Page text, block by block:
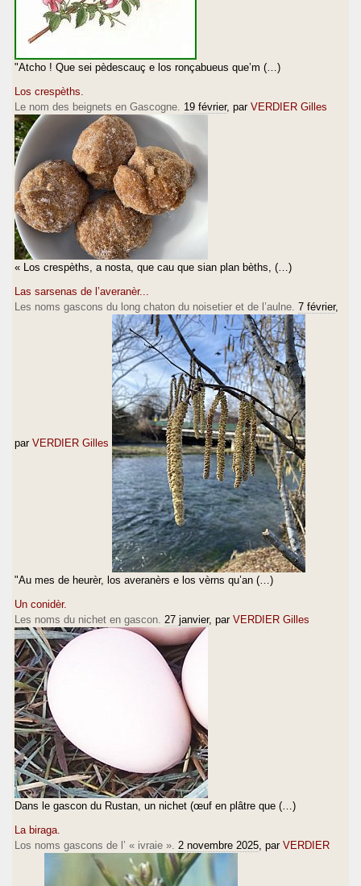
"Atcho ! Que sei pèdescauç e los ronçabueus que’m (…)
Los crespèths.
Le nom des beignets en Gascogne. 19 février, par VERDIER Gilles
« Los crespèths, a nosta, que cau que sian plan bèths, (…)
Las sarsenas de l’averanèr...
Les noms gascons du long chaton du noisetier et de l’aulne. 7 février,
par VERDIER Gilles
"Au mes de heurèr, los averanèrs e los vèrns qu’an (…)
Un conidèr.
Les noms du nichet en gascon. 27 janvier, par VERDIER Gilles
Dans le gascon du Rustan, un nichet (œuf en plâtre que (…)
La biraga.
Los noms gascons de l’ « ivraie ». 2 novembre 2025 , par VERDIER